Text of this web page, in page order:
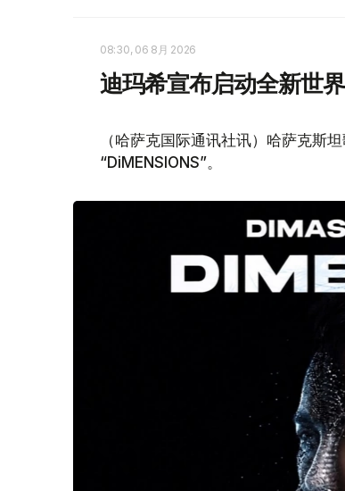
08:30, 06 8月 2026
迪玛希宣布启动全新世
（哈萨克国际通讯社讯）哈萨克斯
“DiMENSIONS”。